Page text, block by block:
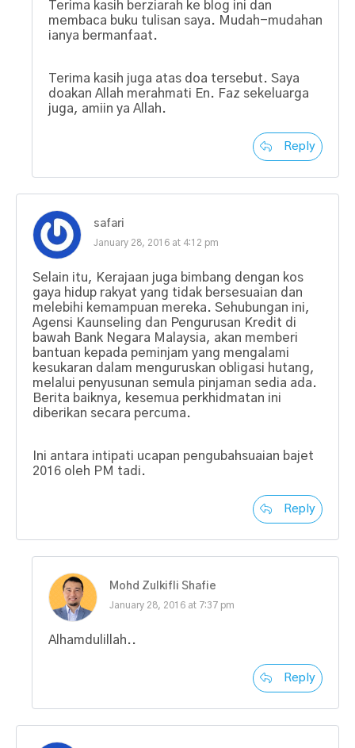
Terima kasih berziarah ke blog ini dan
membaca buku tulisan saya. Mudah-mudahan
ianya bermanfaat.
Terima kasih juga atas doa tersebut. Saya
doakan Allah merahmati En. Faz sekeluarga
juga, amiin ya Allah.
Reply
safari
January 28, 2016 at 4:12 pm
Selain itu, Kerajaan juga bimbang dengan kos
gaya hidup rakyat yang tidak bersesuaian dan
melebihi kemampuan mereka. Sehubungan ini,
Agensi Kaunseling dan Pengurusan Kredit di
bawah Bank Negara Malaysia, akan memberi
bantuan kepada peminjam yang mengalami
kesukaran dalam menguruskan obligasi hutang,
melalui penyusunan semula pinjaman sedia ada.
Berita baiknya, kesemua perkhidmatan ini
diberikan secara percuma.
Ini antara intipati ucapan pengubahsuaian bajet
2016 oleh PM tadi.
Reply
Mohd Zulkifli Shafie
January 28, 2016 at 7:37 pm
Alhamdulillah..
Reply